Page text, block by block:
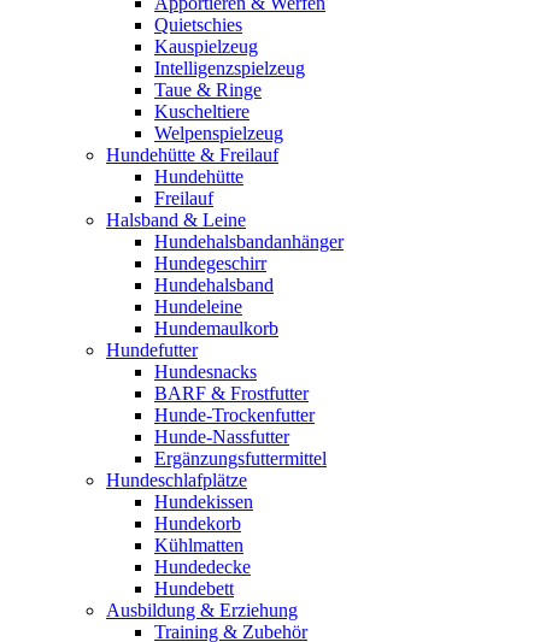
Quietschies
Kauspielzeug
Intelligenzspielzeug
Taue & Ringe
Kuscheltiere
Welpenspielzeug
Hundehütte & Freilauf
Hundehütte
Freilauf
Halsband & Leine
Hundehalsbandanhänger
Hundegeschirr
Hundehalsband
Hundeleine
Hundemaulkorb
Hundefutter
Hundesnacks
BARF & Frostfutter
Hunde-Trockenfutter
Hunde-Nassfutter
Ergänzungsfuttermittel
Hundeschlafplätze
Hundekissen
Hundekorb
Kühlmatten
Hundedecke
Hundebett
Ausbildung & Erziehung
Training & Zubehör